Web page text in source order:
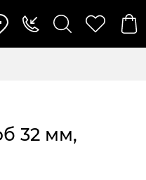
32 мм,